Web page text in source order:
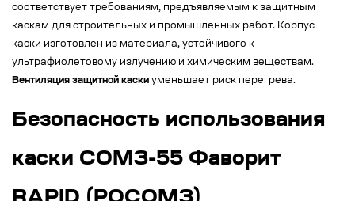
соответствует требованиям, предъявляемым к защитным
каскам для строительных и промышленных работ. Корпус
каски изготовлен из материала, устойчивого к
ультрафиолетовому излучению и химическим веществам.
Вентиляция защитной каски уменьшает риск перегрева.
Безопасность использования
каски СОМЗ-55 Фаворит